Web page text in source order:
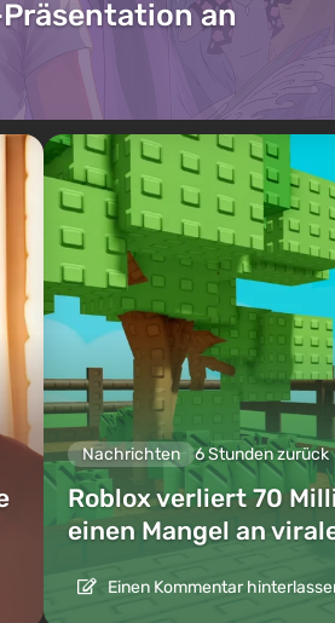
an
Nachrichten 6 Stunden zurück
Roblox verliert 70
einen Mangel an
Einen Kommentar